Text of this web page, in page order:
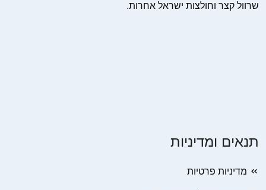
שרוול קצר וחולצות ישראל אחרות.
תנאים ומדיניות
מדיניות פרטיות